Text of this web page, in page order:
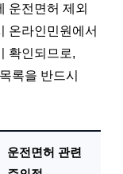
운전면허 제외
온라인민원에서
확인되므로,
록을 반드시
운전면허 관련